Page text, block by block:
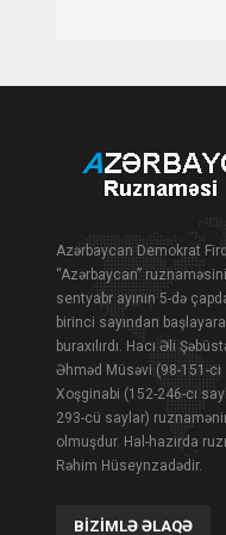
Azərbaycan Demokrat
“Azərbaycan”
sentyabr ayının 5-də
birinci sayından
buraxılırdı. Hacı Əli
Əhməd Müsəvi (98-151-ci
Xoşginabi (152-246-cı
293-cü saylar)
olmuşdur. Hal-hazırda
Rəhim Hüseynzadədir.
BIZIMLƏ ƏLAQƏ